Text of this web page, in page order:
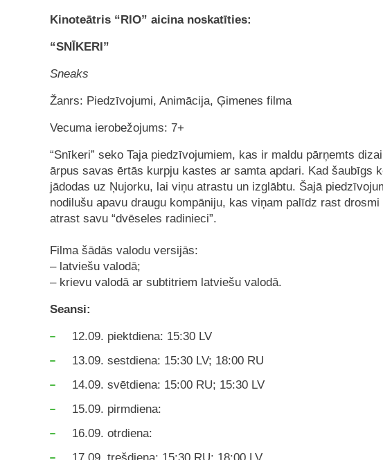
Kinoteātris “RIO” aicina noskatīties:
“SNĪKERI”
Sneaks
Žanrs: Piedzīvojumi, Animācija, Ģimenes filma
Vecuma ierobežojums: 7+
“Snīkeri” seko Taja piedzīvojumiem, kas ir maldu pārņemts
ārpus savas ērtās kurpju kastes ar samta apdari. Kad šaubīgs
jādodas uz Ņujorku, lai viņu atrastu un izglābtu. Šajā
nodilušu apavu draugu kompāniju, kas viņam palīdz rast
atrast savu “dvēseles radinieci”.
Filma šādās valodu versijās:
– latviešu valodā;
– krievu valodā ar subtitriem latviešu valodā.
Seansi:
12.09. piektdiena: 15:30 LV
13.09. sestdiena: 15:30 LV; 18:00 RU
14.09. svētdiena: 15:00 RU; 15:30 LV
15.09. pirmdiena:
16.09. otrdiena: